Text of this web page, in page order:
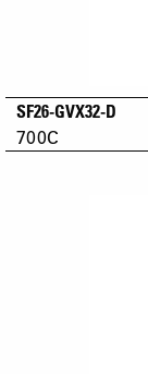
SF26-GVX32-D
700C